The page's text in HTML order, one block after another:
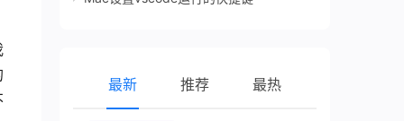
最新 推荐 最热